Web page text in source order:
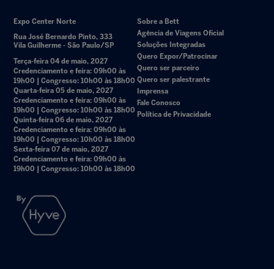
Expo Center Norte
Rua José Bernardo Pinto, 333
Vila Guilherme - São Paulo/SP
Terça-feira 04 de maio, 2027
Credenciamento e feira: 09h00 às
19h00 | Congresso: 10h00 às 18h00
Quarta-feira 05 de maio, 2027
Credenciamento e feira: 09h00 às
19h00 | Congresso: 10h00 às 18h00
Quinta-feira 06 de maio, 2027
Credenciamento e feira: 09h00 às
19h00 | Congresso: 10h00 às 18h00
Sexta-feira 07 de maio, 2027
Credenciamento e feira: 09h00 às
19h00 | Congresso: 10h00 às 18h00
Sobre a Bett
Agência de Viagens Oficial
Soluções Integradas
Quero Expor/Patrocinar
Quero ser parceiro
Quero ser palestrante
Imprensa
Fale Conosco
Política de Privacidade